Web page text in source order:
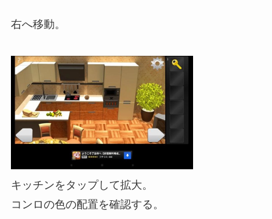
右へ移動。
キッチンをタップして拡大。
コンロの色の配置を確認する。